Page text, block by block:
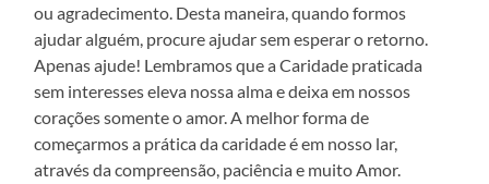
ou agradecimento. Desta maneira, quando formos
ajudar alguém, procure ajudar sem esperar o retorno.
Apenas ajude! Lembramos que a Caridade praticada
sem interesses eleva nossa alma e deixa em nossos
corações somente o amor. A melhor forma de
começarmos a prática da caridade é em nosso lar,
através da compreensão, paciência e muito Amor.